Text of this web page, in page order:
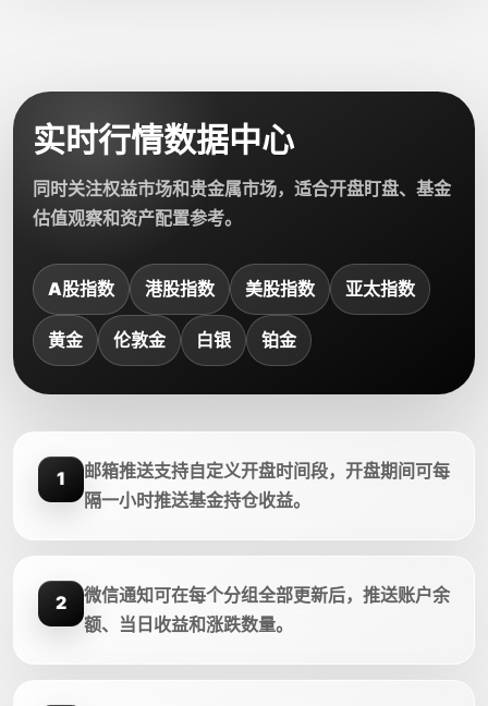
实时行情数据中心
同时关注权益市场和贵金属市场，适合开盘盯盘、基金
估值观察和资产配置参考。
A股指数 港股指数 美股指数 亚太指数
黄金 伦敦金 白银 铂金
1
邮箱推送支持自定义开盘时间段，开盘期间可每
隔一小时推送基金持仓收益。
2
微信通知可在每个分组全部更新后，推送账户余
额、当日收益和涨跌数量。